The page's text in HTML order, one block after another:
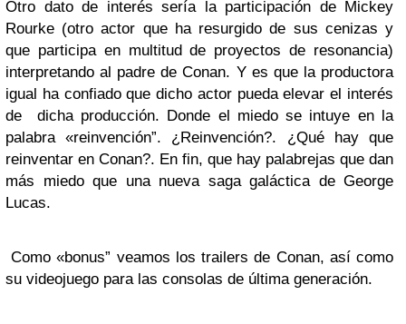
Otro dato de interés sería la participación de Mickey
Rourke (otro actor que ha resurgido de sus cenizas y
que participa en multitud de proyectos de resonancia)
interpretando al padre de Conan. Y es que la productora
igual ha confiado que dicho actor pueda elevar el interés
de dicha producción. Donde el miedo se intuye en la
palabra «reinvención”. ¿Reinvención?. ¿Qué hay que
reinventar en Conan?. En fin, que hay palabrejas que dan
más miedo que una nueva saga galáctica de George
Lucas.
Como «bonus” veamos los trailers de Conan, así como
su videojuego para las consolas de última generación.